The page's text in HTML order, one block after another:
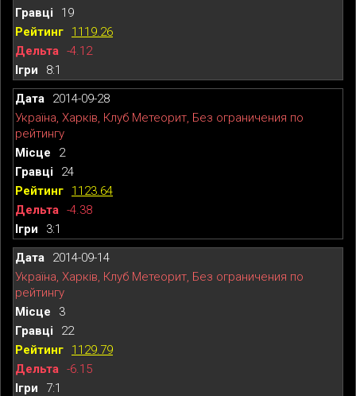
19
1119.26
-4.12
8:1
2014-09-28
Україна, Харків, Клуб Метеорит, Без ограничения по
рейтингу
2
24
1123.64
-4.38
3:1
2014-09-14
Україна, Харків, Клуб Метеорит, Без ограничения по
рейтингу
3
22
1129.79
-6.15
7:1